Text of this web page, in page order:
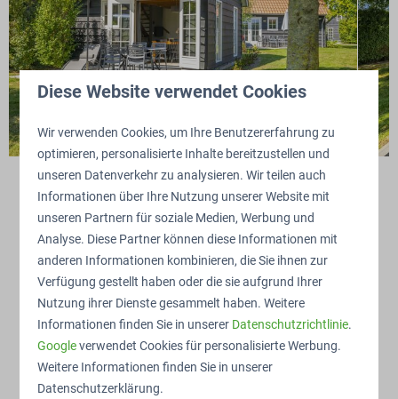
Bewegung und
Entspannung in Zeeland
Unsere Tipps für tolle Aktivitäten
während Ihres Sommerurlaubs:
Diese Website verwendet Cookies
Wir verwenden Cookies, um Ihre Benutzererfahrung zu
optimieren, personalisierte Inhalte bereitzustellen und
unseren Datenverkehr zu analysieren. Wir teilen auch
Informationen über Ihre Nutzung unserer Website mit
unseren Partnern für soziale Medien, Werbung und
Analyse. Diese Partner können diese Informationen mit
anderen Informationen kombinieren, die Sie ihnen zur
Verfügung gestellt haben oder die sie aufgrund Ihrer
Nutzung ihrer Dienste gesammelt haben. Weitere
Informationen finden Sie in unserer Datenschutzrichtlinie.
Googleverwendet Cookies für personalisierte Werbung.
Weitere Informationen finden Sie in unserer
Datenschutzerklärung.